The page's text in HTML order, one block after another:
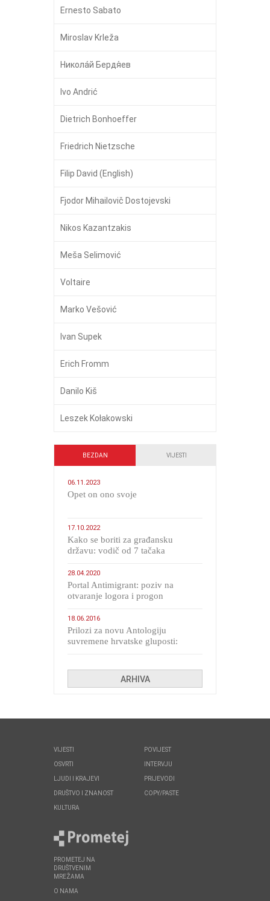
Ernesto Sabato
Miroslav Krleža
Никола́й Бердя́ев
Ivo Andrić
Dietrich Bonhoeffer
Friedrich Nietzsche
Filip David (English)
Fjodor Mihailovič Dostojevski
Nikos Kazantzakis
Meša Selimović
Voltaire
Marko Vešović
Ivan Supek
Erich Fromm
Danilo Kiš
Leszek Kołakowski
BEZDAN VIJESTI
06.11.2023
​Opet on ono svoje
17.10.2022
Kako se boriti za građansku
državu: vodič od 7 tačaka
28.04.2020
Portal Antimigrant: poziv na
otvaranje logora i progon
18.06.2016
Prilozi za novu Antologiju
suvremene hrvatske gluposti:
ARHIVA
VIJESTI
OSVRTI
LJUDI I KRAJEVI
DRUŠTVO I ZNANOST
KULTURA
POVIJEST
INTERVJU
PRIJEVODI
COPY/PASTE
PROMETEJ NA
DRUŠTVENIM
MREŽAMA
O NAMA